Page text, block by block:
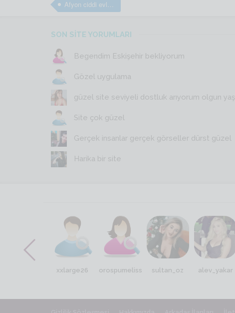
SON SİTE YORUMLARI
Begendim Eskişehir bekliyorum
Gözel uygulama
güzel site seviyeli dostluk arıyorum olgun
Site çok güzel
Gerçek insanlar gerçek görseller dürst güzel
Harika bir site
xxlarge26 orospumeliss sultan_oz alev_yakar